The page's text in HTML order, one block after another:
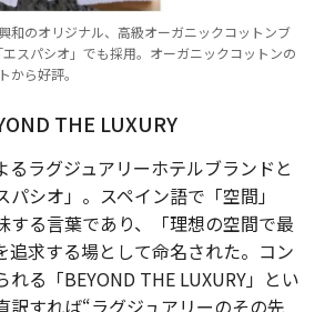
和のオリジナル、高級オーガニックコットンブ
エスパシオ」でも採用。オーガニックコットンの
から好評。
THE LUXURY
るラグジュアリーホテルブランドと
パシオ」。スペイン語で「空間」
する言葉であり、「理想の空間で最
追求する場として命名された。コン
る「BEYOND THE LUXURY」とい
訳すれば“ラグジュアリーのその先